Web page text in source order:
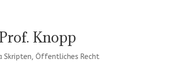
Knopp
Skripten,Öffentliches Recht